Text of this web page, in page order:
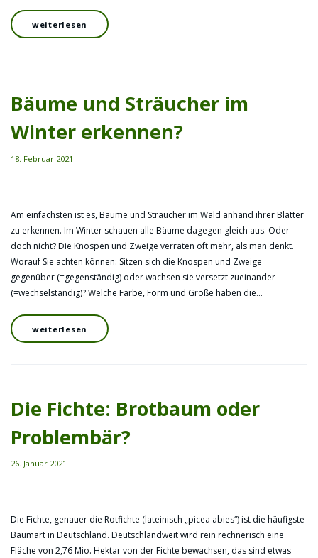
weiterlesen
Bäume und Sträucher im
Winter erkennen?
18. Februar 2021
Am einfachsten ist es, Bäume und Sträucher im Wald anhand ihrer Blätter
zu erkennen. Im Winter schauen alle Bäume dagegen gleich aus. Oder
doch nicht? Die Knospen und Zweige verraten oft mehr, als man denkt.
Worauf Sie achten können: Sitzen sich die Knospen und Zweige
gegenüber (=gegenständig) oder wachsen sie versetzt zueinander
(=wechselständig)? Welche Farbe, Form und Größe haben die…
weiterlesen
Die Fichte: Brotbaum oder
Problembär?
26. Januar 2021
Die Fichte, genauer die Rotfichte (lateinisch „picea abies“) ist die häufigste
Baumart in Deutschland. Deutschlandweit wird rein rechnerisch eine
Fläche von 2,76 Mio. Hektar von der Fichte bewachsen, das sind etwas